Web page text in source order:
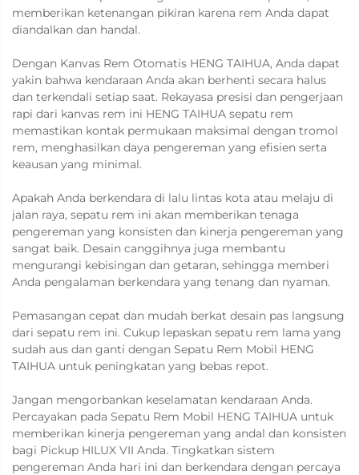
memberikan ketenangan pikiran karena rem Anda dapat
diandalkan dan handal.
Dengan Kanvas Rem Otomatis HENG TAIHUA, Anda dapat
yakin bahwa kendaraan Anda akan berhenti secara halus
dan terkendali setiap saat. Rekayasa presisi dan pengerjaan
rapi dari kanvas rem ini HENG TAIHUA sepatu rem
memastikan kontak permukaan maksimal dengan tromol
rem, menghasilkan daya pengereman yang efisien serta
keausan yang minimal.
Apakah Anda berkendara di lalu lintas kota atau melaju di
jalan raya, sepatu rem ini akan memberikan tenaga
pengereman yang konsisten dan kinerja pengereman yang
sangat baik. Desain canggihnya juga membantu
mengurangi kebisingan dan getaran, sehingga memberi
Anda pengalaman berkendara yang tenang dan nyaman.
Pemasangan cepat dan mudah berkat desain pas langsung
dari sepatu rem ini. Cukup lepaskan sepatu rem lama yang
sudah aus dan ganti dengan Sepatu Rem Mobil HENG
TAIHUA untuk peningkatan yang bebas repot.
Jangan mengorbankan keselamatan kendaraan Anda.
Percayakan pada Sepatu Rem Mobil HENG TAIHUA untuk
memberikan kinerja pengereman yang andal dan konsisten
bagi Pickup HILUX VII Anda. Tingkatkan sistem
pengereman Anda hari ini dan berkendara dengan percaya